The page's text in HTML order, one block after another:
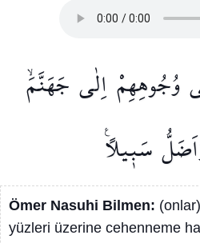
وُجُوهِهِمْاِلٰى جَهَنَّمَۙ
سَب۪يلًا۟
Ömer Nasuhi Bilmen:
yüzleri üzerine cehenneme